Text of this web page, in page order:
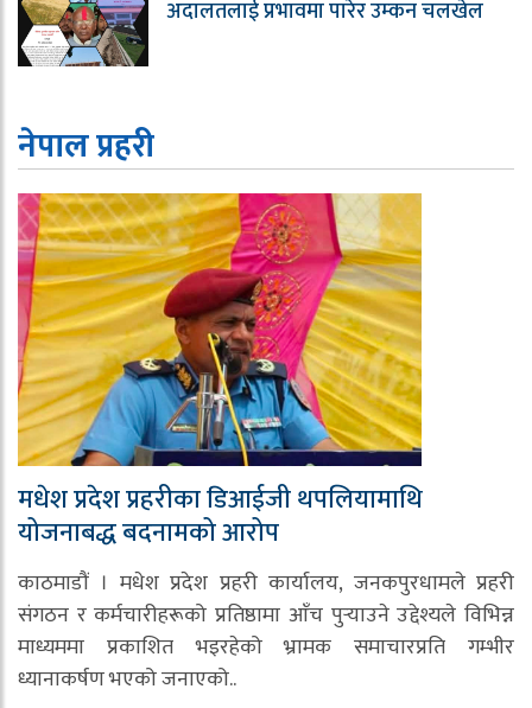
अदालतलाई प्रभावमा पारेर उम्कन चलखेल
नेपाल प्रहरी
मधेश प्रदेश प्रहरीका डिआईजी थपलियामाथि
योजनाबद्ध बदनामको आरोप
काठमाडौं । मधेश प्रदेश प्रहरी कार्यालय, जनकपुरधामले प्रहरी
संगठन र कर्मचारीहरूको प्रतिष्ठामा आँच पुर्‍याउने उद्देश्यले विभिन्न
माध्यममा प्रकाशित भइरहेको भ्रामक समाचारप्रति गम्भीर
ध्यानाकर्षण भएको जनाएको..